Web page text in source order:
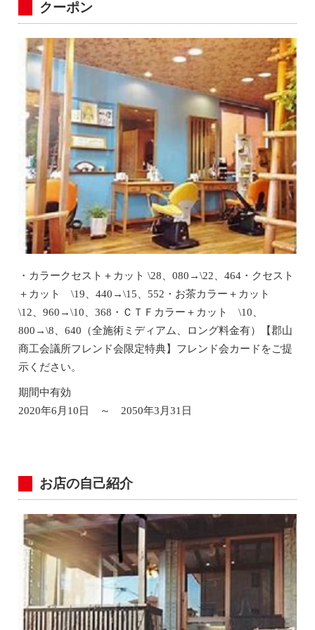
クーポン
・カラークセスト＋カット \28、080→\22、464・クセスト
＋カット \19、440→\15、552・お茶カラー＋カット
\12、960→\10、368・ＣＴＦカラー＋カット \10、
800→\8、640（全施術ミディアム、ロング料金有）【郡山
商工会議所フレンド会限定特典】フレンド会カードをご提
示ください。
期間中有効
2020年6月10日 ～ 2050年3月31日
お店の自己紹介